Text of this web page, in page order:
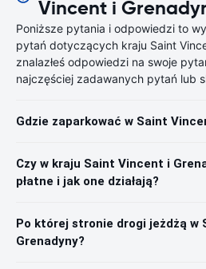
Vincent i
Poniższe pytania i odpowiedzi to
pytań dotyczących kraju Saint
znalazłeś odpowiedzi na swoje
najczęściej zadawanych pytań lub
Gdzie zaparkować w Saint
Czy w kraju Saint Vincent i
płatne i jak one działają?
Po której stronie drogi jeżdżą w
Grenadyny?